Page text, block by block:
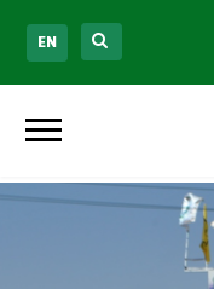
EN